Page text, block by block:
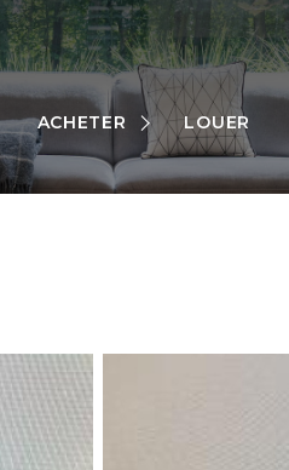
ACHETER
MAISONS
APPARTEMENTS
TERRAINS
LOUER